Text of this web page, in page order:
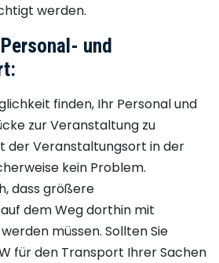
werden.
und
finden, Ihr Personal und
zur Veranstaltung zu
der Veranstaltungsort in der
kein Problem.
dass größere
dem Weg dorthin mit
müssen. Sollten Sie
für den Transport Ihrer Sachen